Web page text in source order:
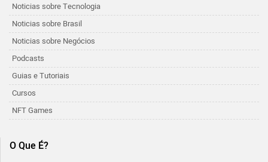
Noticias sobre Tecnologia
Noticias sobre Brasil
Noticias sobre Negócios
Podcasts
Guias e Tutoriais
Cursos
NFT Games
O Que É?